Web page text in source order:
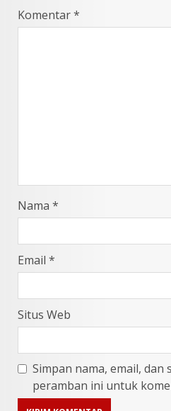
Komentar*
Nama *
Email *
Situs Web
Simpan nama, email, dan
peramban ini untuk